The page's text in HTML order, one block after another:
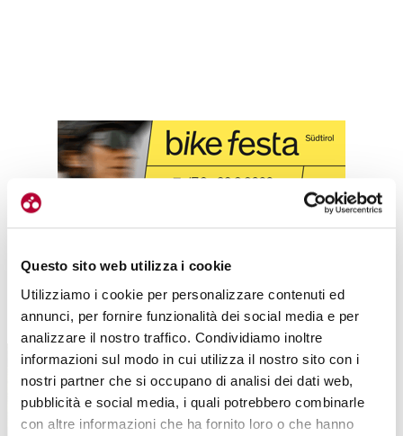
Questo sito web utilizza i cookie
Utilizziamo i cookie per personalizzare contenuti ed
annunci, per fornire funzionalità dei social media e per
analizzare il nostro traffico. Condividiamo inoltre
informazioni sul modo in cui utilizza il nostro sito con i
nostri partner che si occupano di analisi dei dati web,
pubblicità e social media, i quali potrebbero combinarle
con altre informazioni che ha fornito loro o che hanno
TUTTE LE CATEGORIE DEL MAGAZINE